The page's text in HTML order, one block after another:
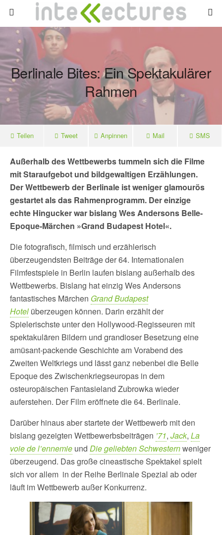
Berlinale Bites: Ein Spektakulärer
Rahmen
Teilen Tweet Anpinnen Mail SMS
Außerhalb des Wettbewerbs tummeln sich die Filme
mit Staraufgebot und bildgewaltigen Erzählungen.
Der Wettbewerb der Berlinale ist weniger glamourös
gestartet als das Rahmenprogramm. Der einzige
echte Hingucker war bislang Wes Andersons Belle-
Epoque-Märchen »Grand Budapest Hotel«.
Die fotografisch, filmisch und erzählerisch
überzeugendsten Beiträge der 64. Internationalen
Filmfestspiele in Berlin laufen bislang außerhalb des
Wettbewerbs. Bislang hat einzig Wes Andersons
fantastisches Märchen Grand Budapest
Hotel überzeugen können. Darin erzählt der
Spielerischste unter den Hollywood-Regisseuren mit
spektakulären Bildern und grandioser Besetzung eine
amüsant-packende Geschichte am Vorabend des
Zweiten Weltkriegs und lässt ganz nebenbei die Belle
Epoque des Zwischenkriegseuropas in dem
osteuropäischen Fantasieland Zubrowka wieder
auferstehen. Der Film eröffnete die 64. Berlinale.
Darüber hinaus aber startete der Wettbewerb mit den
bislang gezeigten Wettbewerbsbeiträgen ’71, Jack, La
voie de l’ennemie und Die geliebten Schwesternweniger
überzeugend. Das große cineastische Spektakel spielt
sich vor allem in der Reihe Berlinale Spezial ab oder
läuft im Wettbewerb außer Konkurrenz.